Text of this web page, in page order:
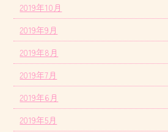
2019年10月
2019年9月
2019年8月
2019年7月
2019年6月
2019年5月